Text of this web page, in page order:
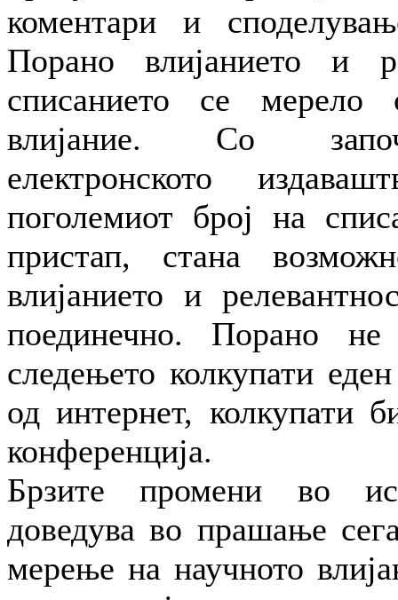
коментари и
Порано влијанието и
списанието се мерело
влијание. Со
електронското
поголемиот број на
пристап, стана
влијанието и
поединечно. Порано
следењето колкупати
од интернет, колкупати
конференција.
Брзите промени во
доведува во прашање
мерење на научното